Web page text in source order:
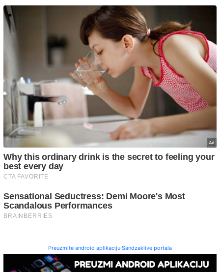
Preuzmite android aplikaciju Sandzaklive portala